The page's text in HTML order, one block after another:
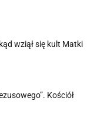
wziął się kult Matki
Kościół